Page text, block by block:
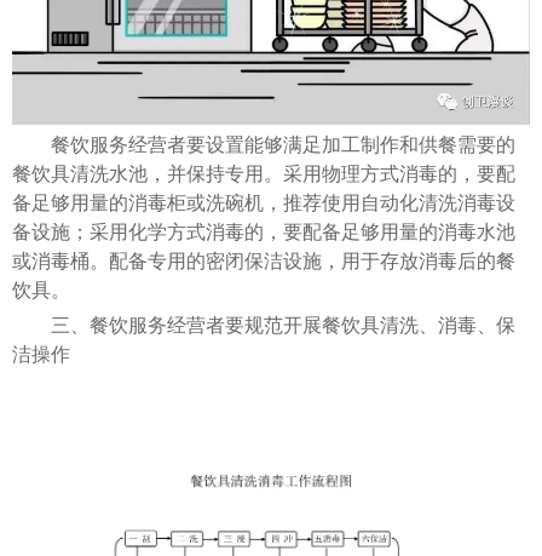
餐饮服务经营者要设置能够满足加工制作和供餐需要的
餐饮具清洗水池，并保持专用。采用物理方式消毒的，要配
备足够用量的消毒柜或洗碗机，推荐使用自动化清洗消毒设
备设施；采用化学方式消毒的，要配备足够用量的消毒水池
或消毒桶。配备专用的密闭保洁设施，用于存放消毒后的餐
饮具。
三、餐饮服务经营者要规范开展餐饮具清洗、消毒、保
洁操作